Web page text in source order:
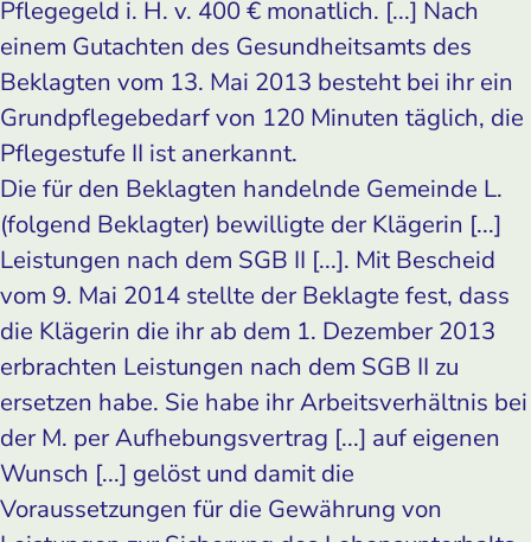
Pflegegeld i. H. v. 400 € monatlich. [...] Nach
einem Gutachten des Gesundheitsamts des
Beklagten vom 13. Mai 2013 besteht bei ihr ein
Grundpflegebedarf von 120 Minuten täglich, die
Pflegestufe II ist anerkannt.
Die für den Beklagten handelnde Gemeinde L.
(folgend Beklagter) bewilligte der Klägerin [...]
Leistungen nach dem SGB II [...]. Mit Bescheid
vom 9. Mai 2014 stellte der Beklagte fest, dass
die Klägerin die ihr ab dem 1. Dezember 2013
erbrachten Leistungen nach dem SGB II zu
ersetzen habe. Sie habe ihr Arbeitsverhältnis bei
der M. per Aufhebungsvertrag [...] auf eigenen
Wunsch [...] gelöst und damit die
Voraussetzungen für die Gewährung von